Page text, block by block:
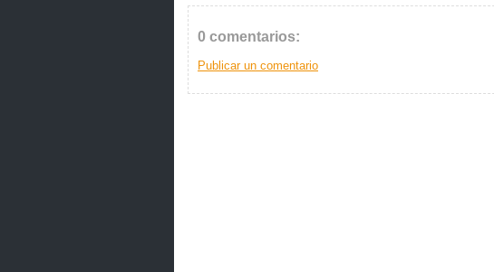
0 comentarios:
Publicar un comentario